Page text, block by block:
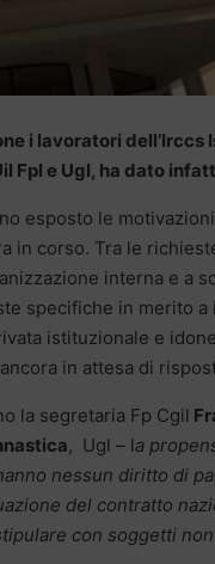
i lavoratori dell’Irccs
Fpl e Ugl, ha dato
esposto le
in corso. Tra le
interna e a
specifiche in merito
istituzionale e
in attesa di
la segretaria Fp Cgil
, Ugl – la
nessun diritto di
del contratto
con soggetti